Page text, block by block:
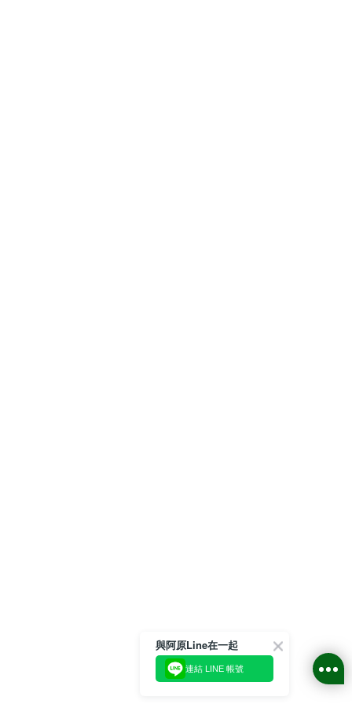
與阿原Line在一起
連結 LINE 帳號